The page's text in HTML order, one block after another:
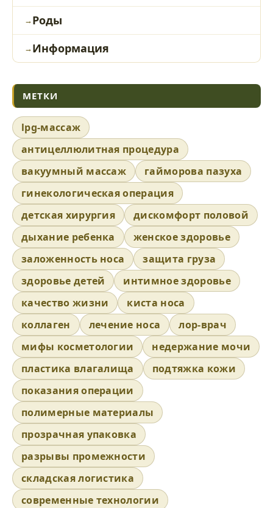
Роды
Информация
МЕТКИ
lpg-массаж
антицеллюлитная процедура
вакуумный массаж
гайморова пазуха
гинекологическая операция
детская хирургия
дискомфорт половой
дыхание ребенка
женское здоровье
заложенность носа
защита груза
здоровье детей
интимное здоровье
качество жизни
киста носа
коллаген
лечение носа
лор-врач
мифы косметологии
недержание мочи
пластика влагалища
подтяжка кожи
показания операции
полимерные материалы
прозрачная упаковка
разрывы промежности
складская логистика
современные технологии